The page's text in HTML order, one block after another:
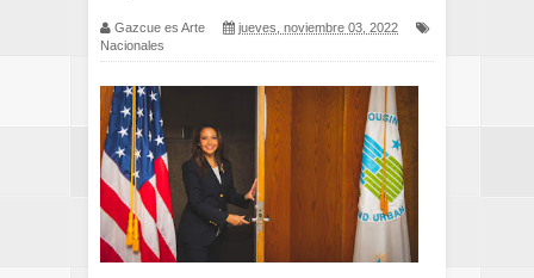
Gazcue es Arte
jueves, noviembre 03, 2022
Nacionales